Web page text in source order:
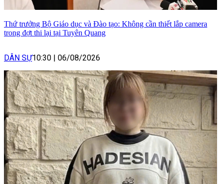
Thứ trưởng Bộ Giáo dục và Đào tạo: Không cần thiết lắp camera
trong đợt thi lại tại Tuyên Quang
DÂN SỰ10:30 | 06/08/2026